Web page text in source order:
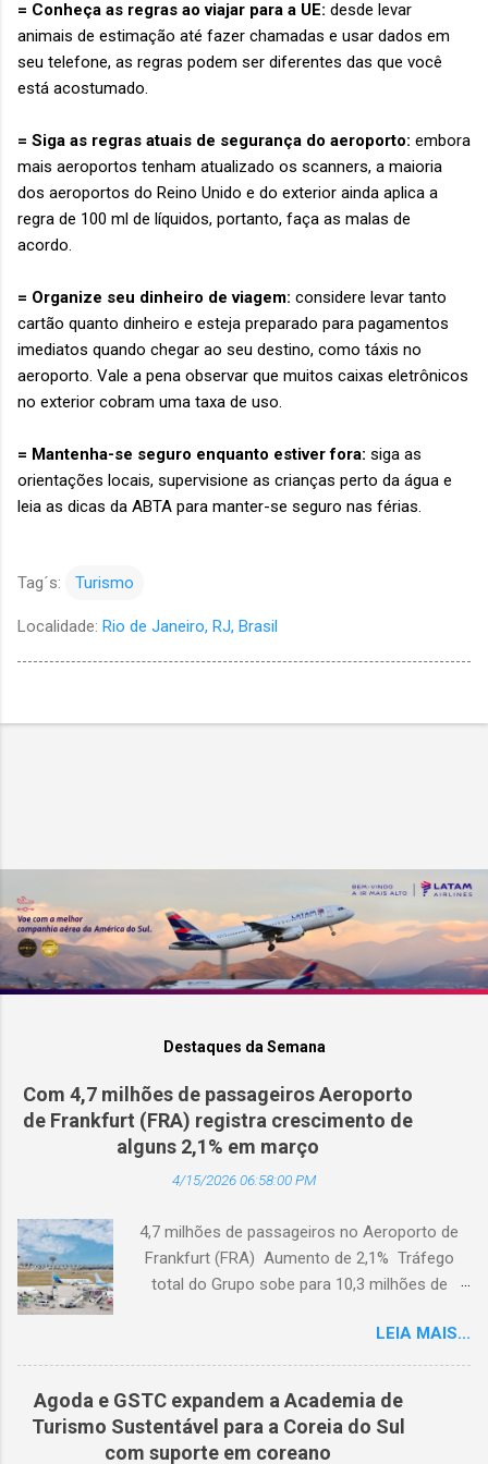
= Conheça as regras ao viajar para a UE: desde levar
animais de estimação até fazer chamadas e usar dados em
seu telefone, as regras podem ser diferentes das que você
está acostumado.
= Siga as regras atuais de segurança do aeroporto: embora
mais aeroportos tenham atualizado os scanners, a maioria
dos aeroportos do Reino Unido e do exterior ainda aplica a
regra de 100 ml de líquidos, portanto, faça as malas de
acordo.
= Organize seu dinheiro de viagem: considere levar tanto
cartão quanto dinheiro e esteja preparado para pagamentos
imediatos quando chegar ao seu destino, como táxis no
aeroporto. Vale a pena observar que muitos caixas eletrônicos
no exterior cobram uma taxa de uso.
= Mantenha-se seguro enquanto estiver fora: siga as
orientações locais, supervisione as crianças perto da água e
leia as dicas da ABTA para manter-se seguro nas férias.
Tag´s: Turismo
Localidade: Rio de Janeiro, RJ, Brasil
Destaques da Semana
Com 4,7 milhões de passageiros Aeroporto
de Frankfurt (FRA) registra crescimento de
alguns 2,1% em março
4/15/2026 06:58:00 PM
4,7 milhões de passageiros no Aeroporto de
Frankfurt (FRA) Aumento de 2,1% Tráfego
total do Grupo sobe para 10,3 milhões de
4,7 milhões de passageiros utilizaram o
Aeroporto de Frankfurt (FRA) em março de
2026. O tráfego no mês em análise registrou
um crescimento anual de 2,1%, apesar dos
impactos extraordinários resultantes de dois
LEIA MAIS...
Agoda e GSTC expandem a Academia de
Turismo Sustentável para a Coreia do Sul
com suporte em coreano